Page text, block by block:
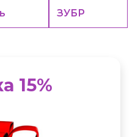
ЗУБР
15%